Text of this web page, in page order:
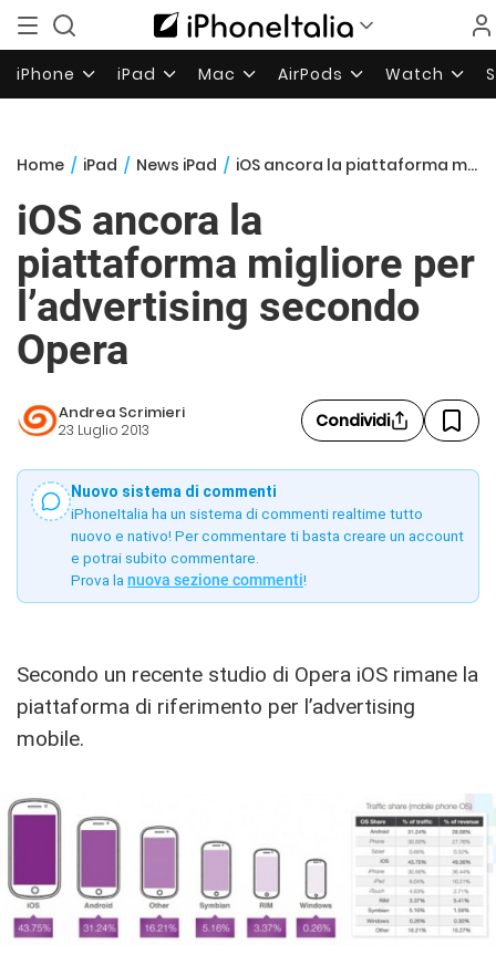
iPhone iPad Mac AirPods Watch
Home / iPad / News iPad / iOS ancora la piattaforma migliore per l’advertising secondo Opera
iOS ancora la
piattaforma migliore per
l’advertising secondo
Opera
Andrea Scrimieri
23 Luglio 2013 Condividi
Nuovo sistema di commenti
iPhoneItalia ha un sistema di commenti realtime tutto
nuovo e nativo! Per commentare ti basta creare un account
e potrai subito commentare.
Prova la nuova sezione commenti!
Secondo un recente studio di Opera iOS rimane la
piattaforma di riferimento per l’advertising
mobile.